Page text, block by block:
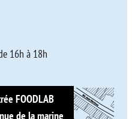
16h à 18h
FOODLAB
de la marine